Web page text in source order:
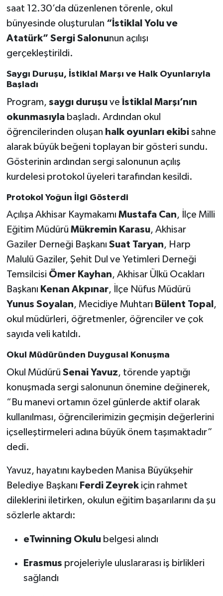
saat 12.30’da düzenlenen törenle, okul
bünyesinde oluşturulan “İstiklal Yolu ve
Atatürk” Sergi Salonunun açılışı
gerçekleştirildi.
Saygı Duruşu, İstiklal Marşı ve Halk Oyunlarıyla
Başladı
Program, saygı duruşuve İstiklal Marşı’nın
okunmasıylabaşladı. Ardından okul
öğrencilerinden oluşan halk oyunları ekibisahne
alarak büyük beğeni toplayan bir gösteri sundu.
Gösterinin ardından sergi salonunun açılış
kurdelesi protokol üyeleri tarafından kesildi.
Protokol Yoğun İlgi Gösterdi
Açılışa Akhisar Kaymakamı Mustafa Can, İlçe Milli
Eğitim Müdürü Mükremin Karasu, Akhisar
Gaziler Derneği Başkanı Suat Taryan, Harp
Malulü Gaziler, Şehit Dul ve Yetimleri Derneği
Temsilcisi Ömer Kayhan, Akhisar Ülkü Ocakları
Başkanı Kenan Akpınar, İlçe Nüfus Müdürü
Yunus Soyalan, Mecidiye Muhtarı Bülent Topal ,
okul müdürleri, öğretmenler, öğrenciler ve çok
sayıda veli katıldı.
Okul Müdüründen Duygusal Konuşma
Okul Müdürü Senai Yavuz, törende yaptığı
konuşmada sergi salonunun önemine değinerek,
“Bu manevi ortamın özel günlerde aktif olarak
kullanılması, öğrencilerimizin geçmişin değerlerini
içselleştirmeleri adına büyük önem taşımaktadır”
dedi.
Yavuz, hayatını kaybeden Manisa Büyükşehir
Belediye Başkanı Ferdi Zeyrekiçin rahmet
dileklerini iletirken, okulun eğitim başarılarını da şu
sözlerle aktardı:
eTwinning Okulubelgesi alındı
Erasmus projeleriyle uluslararası iş birlikleri
sağlandı
Yerel Haber
Akhisar Emlak
Etiketler